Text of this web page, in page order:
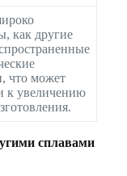
как другие
что может
к увеличению
сплавами